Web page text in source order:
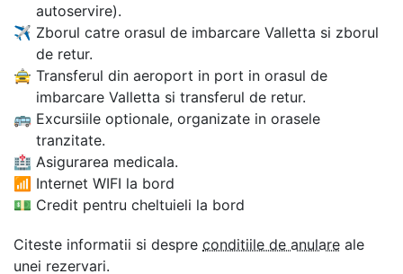
autoservire).
✈ Zborul catre orasul de imbarcare Valletta si zborul
de retur.
🚖 Transferul din aeroport in port in orasul de
imbarcare Valletta si transferul de retur.
🚌 Excursiile optionale, organizate in orasele
tranzitate.
🏥 Asigurarea medicala.
📶 Internet WIFI la bord
💵 Credit pentru cheltuieli la bord
Citeste informatii si despre conditiile de anulare ale
unei rezervari.